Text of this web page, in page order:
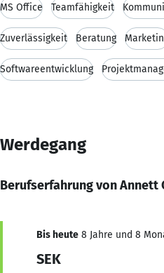
MS Office Teamfähigkeit
Zuverlässigkeit Beratung
Softwareentwicklung
Werdegang
Berufserfahrung von Annett
Bis heute 8 Jahre und 8
SEK